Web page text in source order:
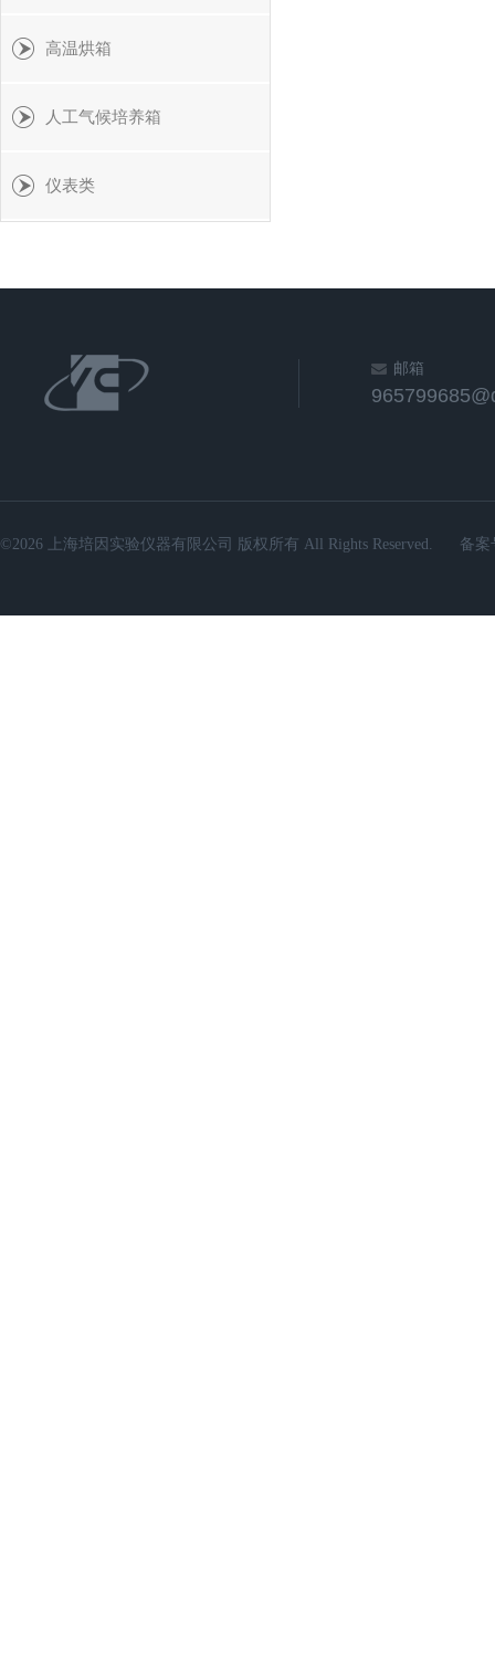
高温烘箱
人工气候培养箱
仪表类
邮箱
©2026 上海培因实验仪器有限公司 版权所有 All Rights Reserved. 备案